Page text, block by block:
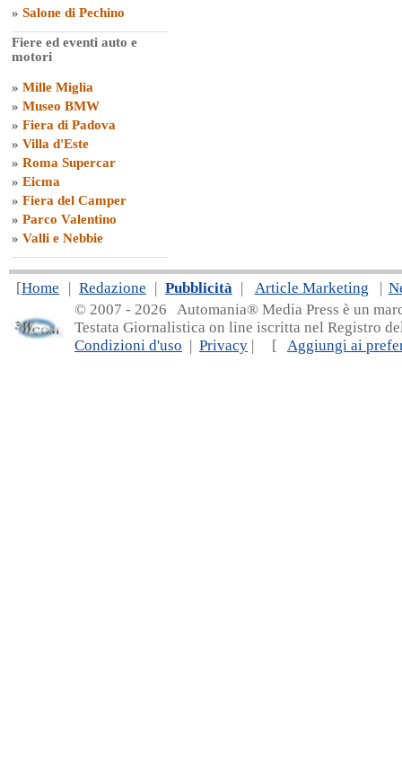
» Salone di Pechino
Fiere ed eventi auto e
motori
» Mille Miglia
» Museo BMW
» Fiera di Padova
» Villa d'Este
» Roma Supercar
» Eicma
» Fiera del Camper
» Parco Valentino
» Valli e Nebbie
[Home | Redazione | Pubblicità | Article Marketing |
© 2007 - 2026 Automania® Media Press è un
Testata Giornalistica on line iscritta nel Registro
Condizioni d'uso | Privacy | [ Aggiungi ai